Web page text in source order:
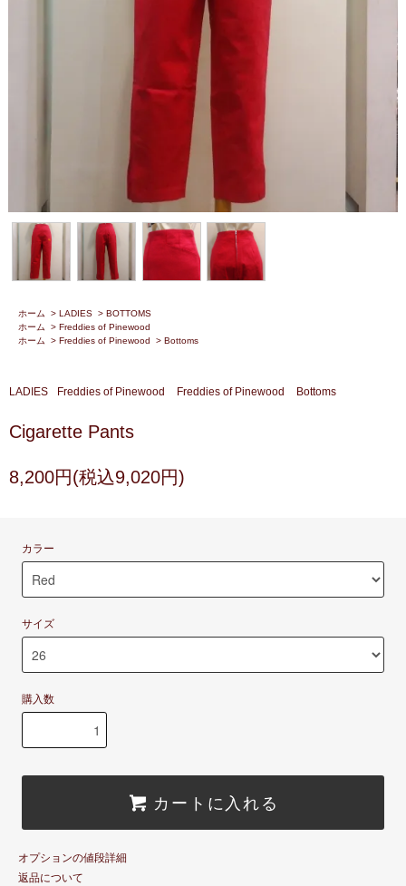
ホーム > LADIES > BOTTOMS
ホーム
> Freddies of Pinewood
ホーム
> Freddies of Pinewood > Bottoms
LADIES Freddies of Pinewood Freddies of Pinewood Bottoms
Cigarette Pants
8,200円(税込9,020円)
カラー
サイズ
購入数
カートに入れる
オプションの値段詳細
返品について